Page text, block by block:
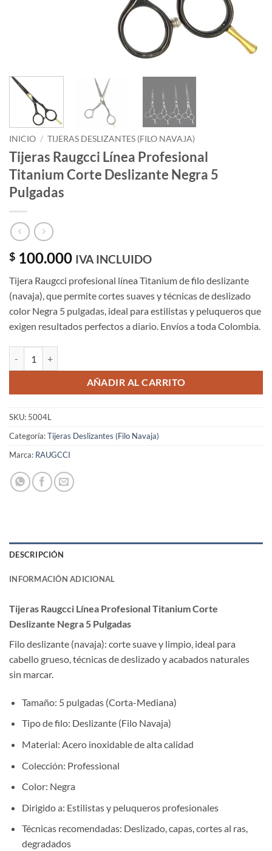
INICIO / TIJERAS DESLIZANTES (FILO NAVAJA)
Tijeras Raugcci Línea Profesional
Titanium Corte Deslizante Negra 5
Pulgadas
$ 100.000 IVA INCLUIDO
Tijera Raugcci profesional línea Titanium de filo deslizante
(navaja), que permite cortes suaves y técnicas de deslizado
color Negra 5 pulgadas, ideal para estilistas y peluqueros que
exigen resultados perfectos a diario. Envíos a toda Colombia.
AÑADIR AL CARRITO
SKU: 5004L
Categoría:Tijeras Deslizantes (Filo Navaja)
Marca: RAUGCCI
DESCRIPCIÓN
INFORMACIÓN ADICIONAL
Tijeras Raugcci Línea Profesional Titanium Corte
Deslizante Negra 5 Pulgadas
Filo deslizante (navaja): corte suave y limpio, ideal para
cabello grueso, técnicas de deslizado y acabados naturales
sin marcar.
Tamaño: 5 pulgadas (Corta-Mediana)
Tipo de filo: Deslizante (Filo Navaja)
Material: Acero inoxidable de alta calidad
Colección: Professional
Color: Negra
Dirigido a: Estilistas y peluqueros profesionales
Técnicas recomendadas: Deslizado, capas, cortes al ras,
degradados